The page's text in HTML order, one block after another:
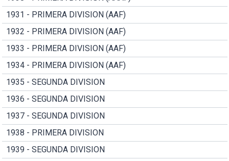
1931 - PRIMERA DIVISION (AAF)
1932 - PRIMERA DIVISION (AAF)
1933 - PRIMERA DIVISION (AAF)
1934 - PRIMERA DIVISION (AAF)
1935 - SEGUNDA DIVISION
1936 - SEGUNDA DIVISION
1937 - SEGUNDA DIVISION
1938 - PRIMERA DIVISION
1939 - SEGUNDA DIVISION